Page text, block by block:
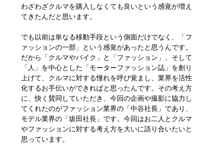
わざわざクルマを購入しなくても良いという感覚が増え
てきたんだと思います。
でも以前は単なる移動手段という側面だけでなく、「フ
ァッションの一部」という感覚があったと思うんです。
だから「クルマやバイク」と「ファッション」、そして
「人」を中心とした「モーターファッション誌」を創り
上げて、クルマに対する憧れを呼び覚まし、業界を活性
化するお手伝いができればと思ったんです。その考え方
に、快く賛同していただき、今回の企画や撮影に協力し
てくれたのがファッション業界の「中谷社長」であり、
モデル業界の「坂田社長」です。今回はお二人とクルマ
やファッションに対する考え方を大いに語り合いたいと
思っています。